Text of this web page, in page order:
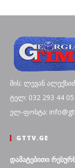
მის: ლევან
ტელ: 032 293 44 05
ელ-ფოსტა:
GTTV.GE
დამატებითი